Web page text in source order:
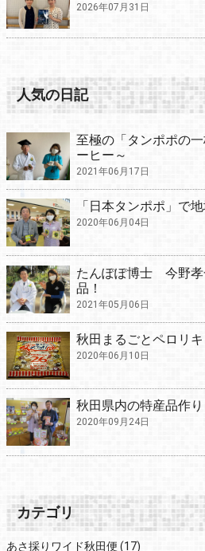
2026年07月31日
人気の日記
至極の「タンポポの
ーヒー～
2021年06月17日
「日本タンポポ」で
2020年06月04日
たんぽぽ博士 今野孝
品！
2021年05月06日
秋田まるごとペロリ
2020年06月10日
秋田県内の特産品作
2020年09月24日
カテゴリ
あさ採りワイド秋田便 (17)